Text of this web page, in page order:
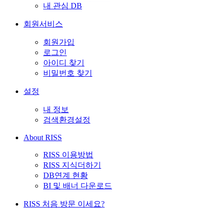
내 관심 DB
회원서비스
회원가입
로그인
아이디 찾기
비밀번호 찾기
설정
내 정보
검색환경설정
About RISS
RISS 이용방법
RISS 지식더하기
DB연계 현황
BI 및 배너 다운로드
RISS 처음 방문 이세요?